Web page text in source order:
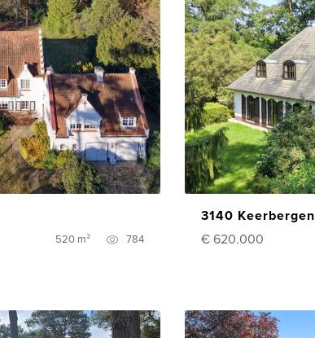
520 m² 784
3140 Keerbergen
€ 620.000